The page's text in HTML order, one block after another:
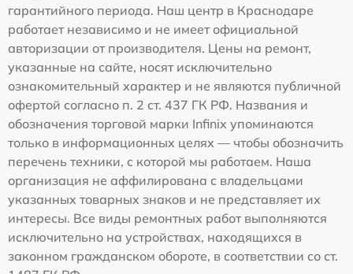
гарантийного периода. Наш центр в Краснодаре
работает независимо и не имеет официальной
авторизации от производителя. Цены на ремонт,
указанные на сайте, носят исключительно
ознакомительный характер и не являются публичной
офертой согласно п. 2 ст. 437 ГК РФ. Названия и
обозначения торговой марки Infinix упоминаются
только в информационных целях — чтобы обозначить
перечень техники, с которой мы работаем. Наша
организация не аффилирована с владельцами
указанных товарных знаков и не представляет их
интересы. Все виды ремонтных работ выполняются
исключительно на устройствах, находящихся в
законном гражданском обороте, в соответствии со ст.